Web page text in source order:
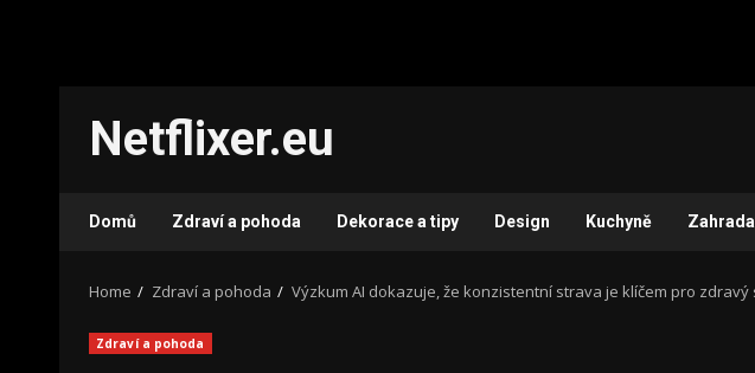
content
Netflixer.eu
Domů Zdraví a pohoda Dekorace a tipy Design Kuchyně Zahrada
Home Zdraví a pohoda Výzkum AI dokazuje, že konzistentní strava je klíčem pro
Zdraví a pohoda